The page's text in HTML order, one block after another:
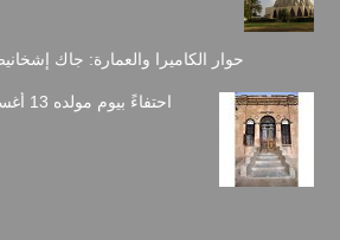
حوار الكاميرا والعمارة: جاك